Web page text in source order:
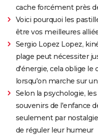
cache forcément près
Voici pourquoi les
être vos meilleures
Sergio Lopez Lopez,
plage peut nécessiter
d'énergie, cela oblige le
lorsqu'on marche sur
Selon la psychologie,
souvenirs de l'enfance
seulement par
de réguler leur humeur